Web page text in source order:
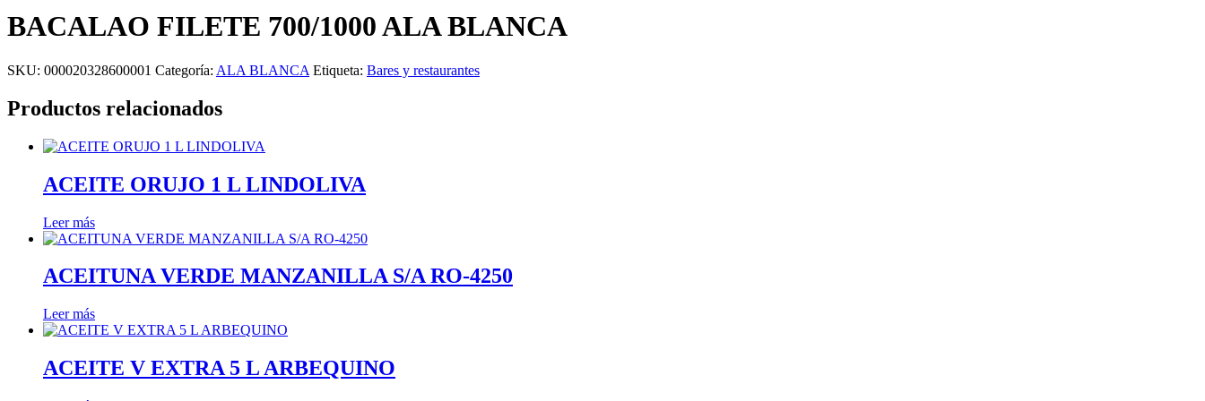
BACALAO FILETE 700/1000 ALA BLANCA
SKU: 000020328600001 Categoría: ALA BLANCA Etiqueta: Bares y restaurantes
Productos relacionados
ACEITE ORUJO 1 L LINDOLIVA
Leer más
ACEITUNA VERDE MANZANILLA S/A RO-4250
Leer más
ACEITE V EXTRA 5 L ARBEQUINO